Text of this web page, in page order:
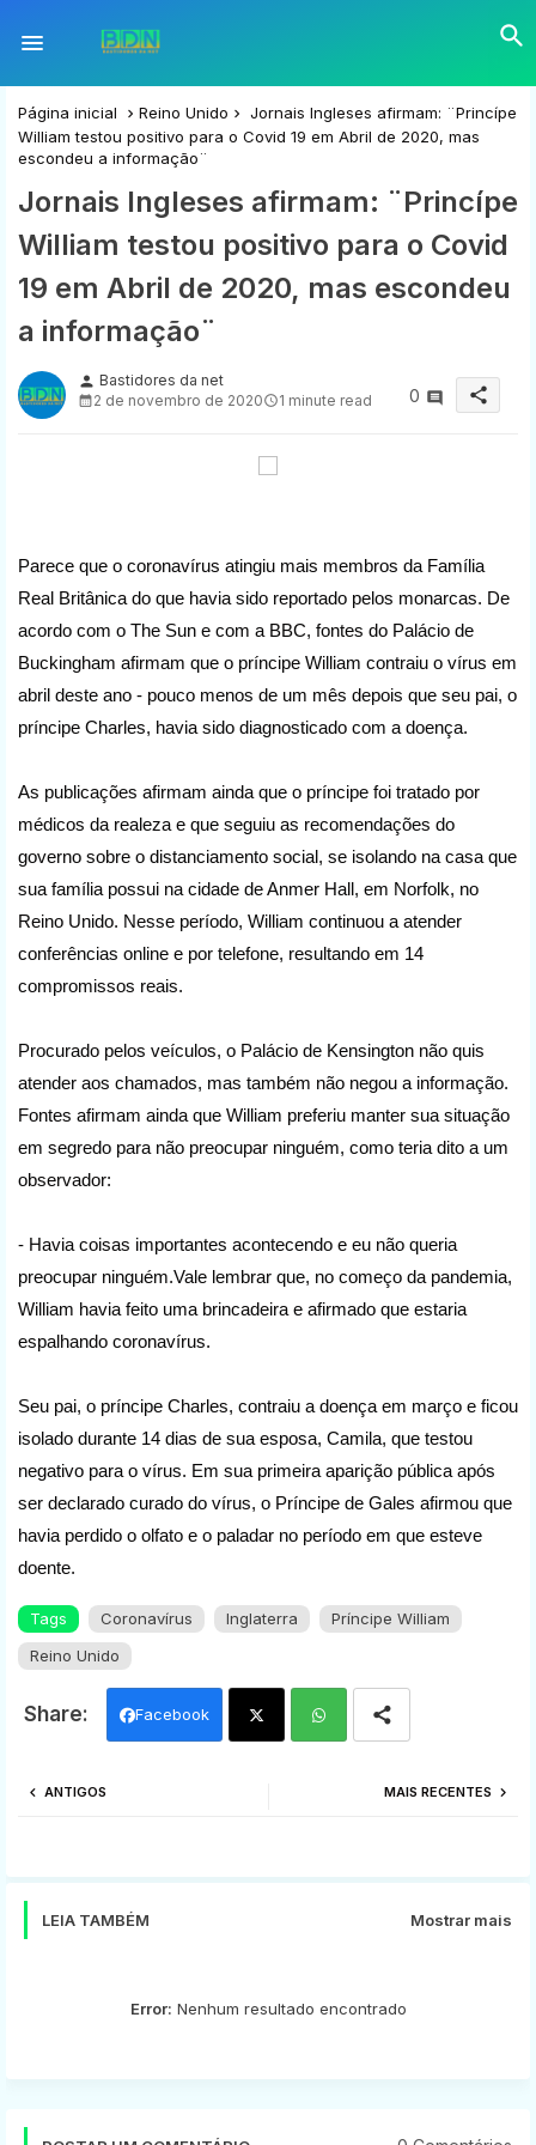
Página inicial Reino Unido
Jornais Ingleses afirmam: ¨Princípe
William testou positivo para o Covid 19 em Abril de 2020, mas
escondeu a informação¨
Jornais Ingleses afirmam: ¨Princípe
William testou positivo para o Covid
19 em Abril de 2020, mas escondeu
a informação¨
person Bastidores da net
2 de novembro de 2020
1 minute read 0 share
Parece que o coronavírus atingiu mais membros da Família
Real Britânica do que havia sido reportado pelos monarcas. De
acordo com o The Sun e com a BBC, fontes do Palácio de
Buckingham afirmam que o príncipe William contraiu o vírus em
abril deste ano - pouco menos de um mês depois que seu pai, o
príncipe Charles, havia sido diagnosticado com a doença.
As publicações afirmam ainda que o príncipe foi tratado por
médicos da realeza e que seguiu as recomendações do
governo sobre o distanciamento social, se isolando na casa que
sua família possui na cidade de Anmer Hall, em Norfolk, no
Reino Unido. Nesse período, William continuou a atender
conferências online e por telefone, resultando em 14
compromissos reais.
Procurado pelos veículos, o Palácio de Kensington não quis
atender aos chamados, mas também não negou a informação.
Fontes afirmam ainda que William preferiu manter sua situação
em segredo para não preocupar ninguém, como teria dito a um
observador:
- Havia coisas importantes acontecendo e eu não queria
preocupar ninguém.Vale lembrar que, no começo da pandemia,
William havia feito uma brincadeira e afirmado que estaria
espalhando coronavírus.
Seu pai, o príncipe Charles, contraiu a doença em março e ficou
isolado durante 14 dias de sua esposa, Camila, que testou
negativo para o vírus. Em sua primeira aparição pública após
ser declarado curado do vírus, o Príncipe de Gales afirmou que
havia perdido o olfato e o paladar no período em que esteve
doente.
Tags Coronavírus Inglaterra
Príncipe William
Reino Unido
Facebook
MAIS RECENTES
ANTIGOS
LEIA TAMBÉM Mostrar mais
Error: Nenhum resultado encontrado